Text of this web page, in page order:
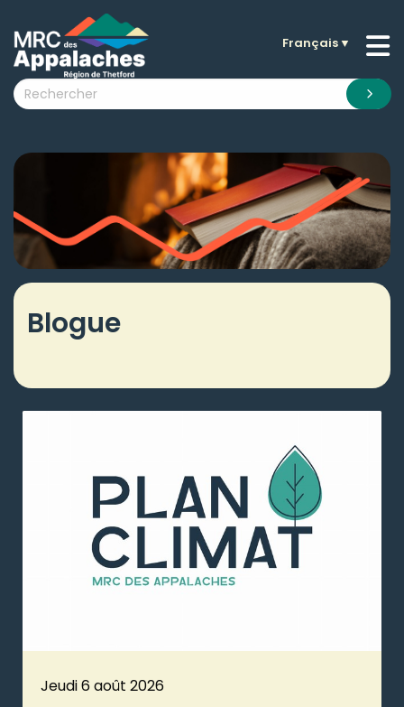
submenu (La MRC )
submenu (Citoyens )
submenu (Visiteurs )
submenu (Nouvelles )
submenu (Documentation )
Français▼
Blogue
Jeudi 6 août 2026